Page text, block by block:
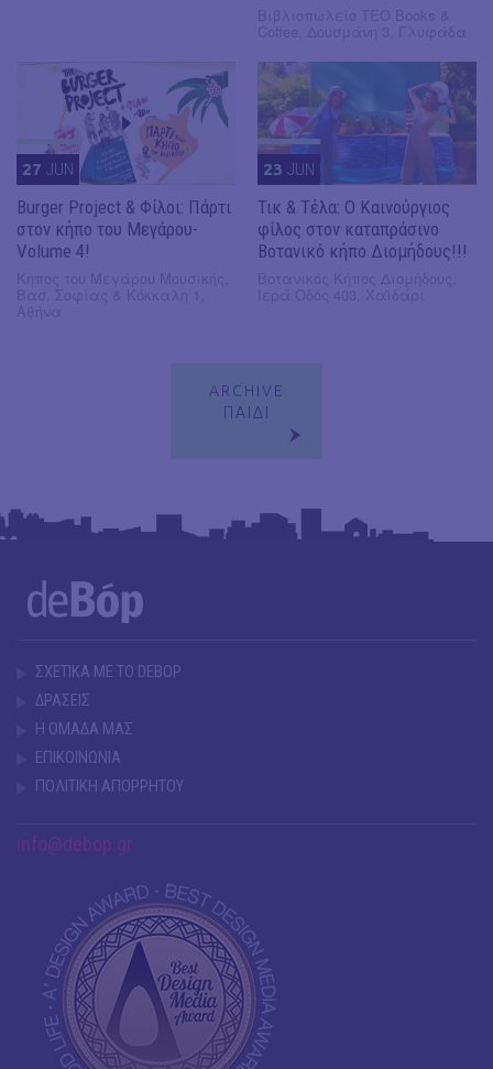
27 JUN
Burger Project & Φίλοι: Πάρτι
στον κήπο του Μεγάρου-
Volume 4!
23 JUN
Τικ & Τέλα: Ο Καινούργιος
φίλος στον καταπράσινο
Βοτανικό κήπο Διομήδους!!!
ARCHIVE
ΠΑΙΔΙ
ΣΧΕΤΙΚΑ ΜΕ ΤΟ DEBOP
ΔΡΑΣΕΙΣ
Η ΟΜΑΔΑ ΜΑΣ
ΕΠΙΚΟΙΝΩΝΙΑ
ΠΟΛΙΤΙΚΗ ΑΠΟΡΡΗΤΟΥ
info@debop.gr